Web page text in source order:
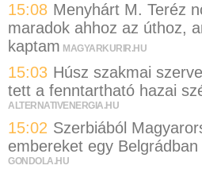
15:08 Menyhárt M. Teréz
maradok ahhoz az úthoz,
kaptam MAGYARKURIR.HU
15:03 Húsz szakmai
tett a fenntartható hazai
ALTERNATIVENERGIA.HU
15:02 Szerbiából
embereket egy
GONDOLA.HU